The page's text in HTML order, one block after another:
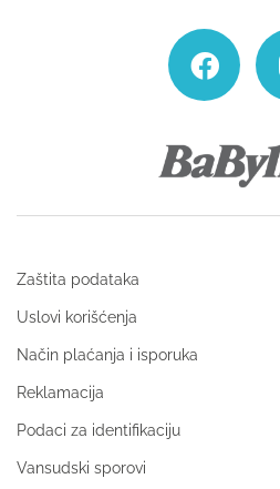
Zaštita podataka
Uslovi korišćenja
Način plaćanja i isporuka
Reklamacija
Podaci za identifikaciju
Vansudski sporovi